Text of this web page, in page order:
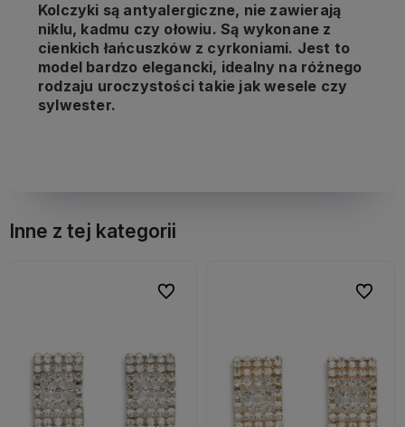
Kolczyki są antyalergiczne, nie zawierają
niklu, kadmu czy ołowiu. Są wykonane z
cienkich łańcuszków z cyrkoniami. Jest to
model bardzo elegancki, idealny na różnego
rodzaju uroczystości takie jak wesele czy
sylwester.
Inne z tej kategorii
Do ulubionych
Do ulubionych Do
Do